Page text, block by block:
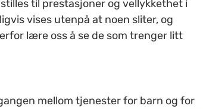
til prestasjoner og vellykkethet i
vises utenpå at noen sliter, og
lære oss å se de som trenger litt
mellom tjenester for barn og for